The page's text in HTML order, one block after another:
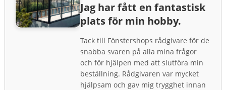
Jag har fått en fantastisk
plats för min hobby.
Tack till Fönstershops rådgivare för de
snabba svaren på alla mina frågor
och för hjälpen med att slutföra min
beställning. Rådgivaren var mycket
hjälpsam och gav mig trygghet innan